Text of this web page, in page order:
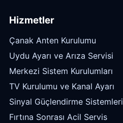
Hizmetler
Çanak Anten Kurulumu
Uydu Ayarı ve Arıza Servisi
Merkezi Sistem Kurulumları
TV Kurulumu ve Kanal Ayarı
Sinyal Güçlendirme Sistemleri
Fırtına Sonrası Acil Servis